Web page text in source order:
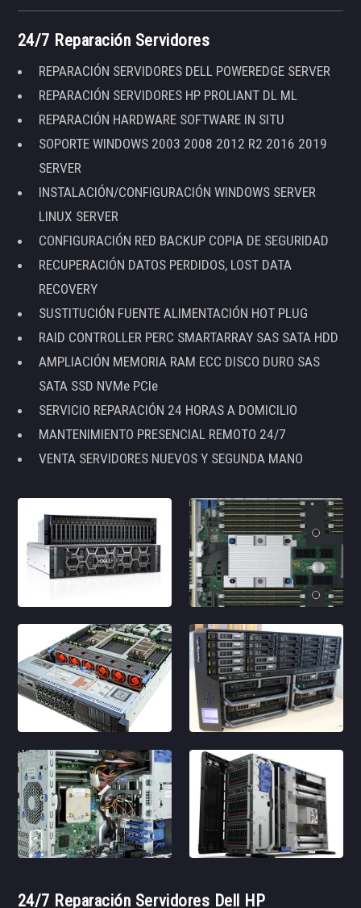
24/7 Reparación Servidores
REPARACIÓN SERVIDORES DELL POWEREDGE SERVER
REPARACIÓN SERVIDORES HP PROLIANT DL ML
REPARACIÓN HARDWARE SOFTWARE IN SITU
SOPORTE WINDOWS 2003 2008 2012 R2 2016 2019
SERVER
INSTALACIÓN/CONFIGURACIÓN WINDOWS SERVER
LINUX SERVER
CONFIGURACIÓN RED BACKUP COPIA DE SEGURIDAD
RECUPERACIÓN DATOS PERDIDOS, LOST DATA
RECOVERY
SUSTITUCIÓN FUENTE ALIMENTACIÓN HOT PLUG
RAID CONTROLLER PERC SMARTARRAY SAS SATA HDD
AMPLIACIÓN MEMORIA RAM ECC DISCO DURO SAS
SATA SSD NVMe PCIe
SERVICIO REPARACIÓN 24 HORAS A DOMICILIO
MANTENIMIENTO PRESENCIAL REMOTO 24/7
VENTA SERVIDORES NUEVOS Y SEGUNDA MANO
24/7 Reparación Servidores Dell HP